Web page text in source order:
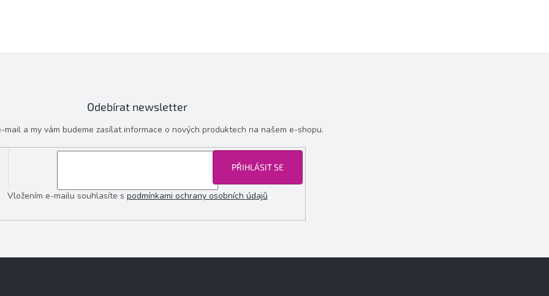
Odebírat newsletter
mail a my vám budeme zasílat informace o nových produktech na našem e-shopu.
Vložením e-mailu souhlasíte s podmínkami ochrany osobních údajů
PŘIHLÁSIT SE